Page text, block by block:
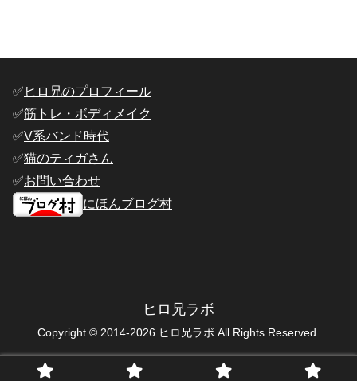
✅️ ヒロ兄のプロフィール
✅️筋トレ・ボディメイク
✅️V系バンド時代
✅️猫のティガさん
✅️お問い合わせ
にほんブログ村
ヒロ兄ラボ
Copyright © 2014-2026 ヒロ兄ラボ All Rights Reserved.